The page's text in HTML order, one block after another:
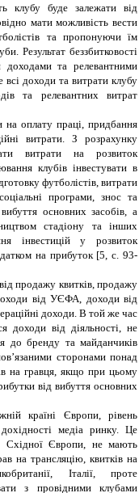
клубу буде залежати від
мати можливість вести
та пропонуючи їм
Результат беззбитковості
доходами та релевантними
доходи та витрати клубу
та релевантних витрат
на оплату праці, придбання
витрати. З розрахунку
витрати на розвиток
клубів інвестувати в
футболістів, витрати
програми, знос та
основних засобів, а
стадіону та інших
інвестицій у розвиток
на прибуток [5,c. 93-
продажу квитків, продажу
від УЄФА, доходи від
доходи. В той же час
доходи від діяльності, не
до бренду та майданчиків
сторонами понад
на гравця, якщо при цьому
від вибуття основних
країні Європи, рівень
медіа ринку. Це
Східної Європи, не мають
на трансляцію, квитків на
Італії, проте
з провідними клубами